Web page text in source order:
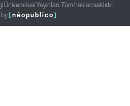
Yayınları. Tüm hakları saklıdır.
[néopublico]